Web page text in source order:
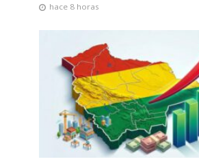
hace 8 horas